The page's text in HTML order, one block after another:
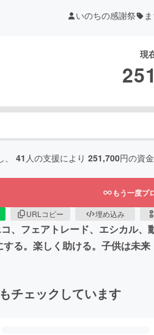
いのちの感謝祭
現
41 人の支援により 251,700円の資
もう一度プ
URLコピー 埋め込み
、フェアトレード、エシカル
る。楽しく助ける。子供は未来
チェックしています